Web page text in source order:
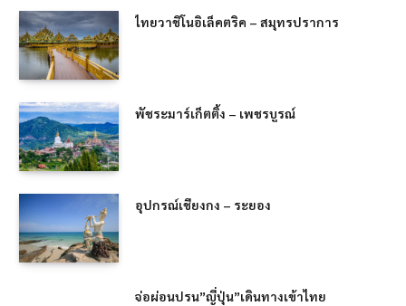
ไทยวาชิโนอิเล็คตริค – สมุทรปราการ
พัชระมาร์เก็ตติ้ง – เพชรบูรณ์
อุปกรณ์เชียงกง – ระยอง
จ่อผ่อนปรน”ญี่ปุ่น”เดินทางเข้าไทย